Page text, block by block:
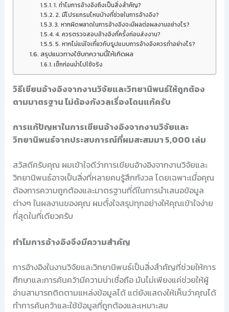
1. ทำไมการอ้างอิงถึงเป็นสิ่งสำคัญ?
2. มีโปรแกรมไหนบ้างที่ช่วยในการอ้างอิง?
3. หากผิดพลาดในการอ้างอิงจะมีผลต่อผลงานอย่างไร?
4. ควรตรวจสอบอ้างอิงกี่ครั้งก่อนส่งงาน?
5. หากไม่แน่ใจเกี่ยวกับรูปแบบการอ้างอิงควรทำอย่างไร?
สรุปแนวทางใช้บทความนี้ให้เกิดผล
เช็กก่อนนำไปใช้จริง
วิธีเขียนอ้างอิงจากงานวิจัยและวิทยานิพนธ์ให้ถูกต้อง
ตามมาตรฐาน ไม่ต้องกังวลเรื่องโดนแก้ครับ
การแก้ปัญหาในการเขียนอ้างอิงจากงานวิจัยและ
วิทยานิพนธ์จากประสบการณ์ที่ผมสะสมมา 5,000 เล่ม
สวัสดีครับคุณ ผมเข้าใจดีว่าการเขียนอ้างอิงจากงานวิจัยและ
วิทยานิพนธ์อาจเป็นสิ่งที่หลายคนรู้สึกกังวล โดยเฉพาะเมื่อคุณ
ต้องการความถูกต้องและมาตรฐานที่ดีในการนำเสนอข้อมูล
ต่างๆ ในผลงานของคุณ ผมตั้งใจสรุปทุกอย่างให้คุณเข้าใจง่าย
ที่สุดในที่เดียวครับ
ทำไมการอ้างอิงจึงมีความสำคัญ
การอ้างอิงในงานวิจัยและวิทยานิพนธ์เป็นสิ่งสำคัญที่ช่วยให้การ
ศึกษาและการค้นคว้ามีความน่าเชื่อถือ มันไม่เพียงแค่ช่วยให้ผู้
อ่านสามารถติดตามแหล่งข้อมูลได้ แต่ยังแสดงให้เห็นว่าคุณได้
ทำการค้นคว้าและใช้ข้อมูลที่ถูกต้องและเหมาะสม